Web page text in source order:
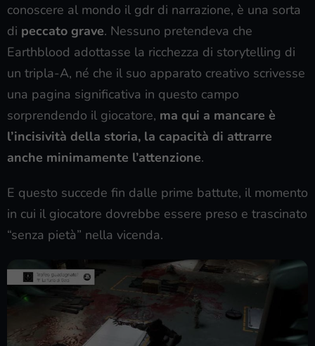
conoscere al mondo il gdr di narrazione, è una sorta
di peccato grave. Nessuno pretendeva che
Earthblood adottasse la ricchezza di storytelling di
un tripla-A, né che il suo apparato creativo scrivesse
una pagina significativa in questo campo
sorprendendo il giocatore, ma qui a mancare è
l’incisività della storia, la capacità di attrarre
anche minimamente l’attenzione.
E questo succede fin dalle prime battute, il momento
in cui il giocatore dovrebbe essere preso e trascinato
“senza pietà” nella vicenda.